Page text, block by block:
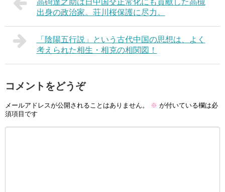
出身の政治家。荘川桜保護に尽力。
「陰陽五行説」という古代中国の思想は、よく
考えられた相生・相克の相関図！
コメントをどうぞ
メールアドレスが公開されることはありません。 ※ が付いている欄は必
須項目です